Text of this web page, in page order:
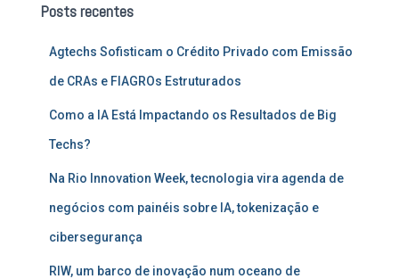
iPosts recentes
Agtechs Sofisticam o Crédito Privado com Emissão
de CRAs e FIAGROs Estruturados
Como a IA Está Impactando os Resultados de Big
Techs?
Na Rio Innovation Week, tecnologia vira agenda de
negócios com painéis sobre IA, tokenização e
cibersegurança
RIW, um barco de inovação num oceano de